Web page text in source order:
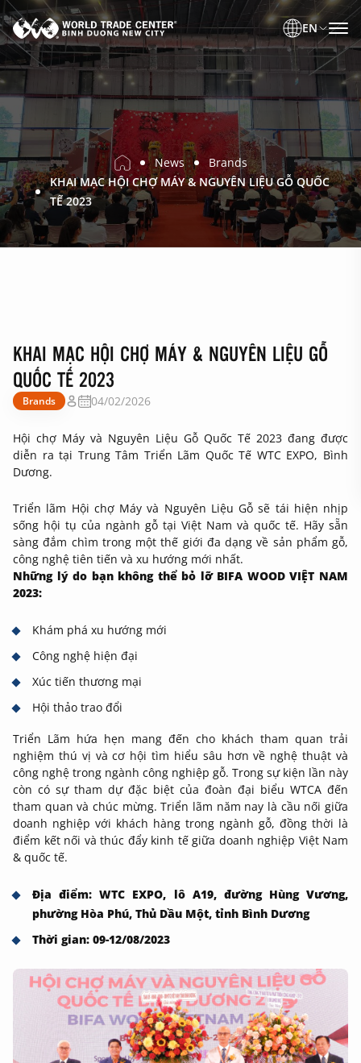
EN
News
Brands
KHAI MẠC HỘI CHỢ MÁY & NGUYÊN LIỆU GỖ QUỐC
TẾ 2023
KHAI MẠC HỘI CHỢ MÁY & NGUYÊN LIỆU GỖ
QUỐC TẾ 2023
Brands 04/02/2026
Hội chợ Máy và Nguyên Liệu Gỗ Quốc Tế 2023 đang được
diễn ra tại Trung Tâm Triển Lãm Quốc Tế WTC EXPO, Bình
Dương.
Triển lãm Hội chợ Máy và Nguyên Liệu Gỗ sẽ tái hiện nhịp
sống hội tụ của ngành gỗ tại Việt Nam và quốc tế. Hãy sẵn
sàng đắm chìm trong một thế giới đa dạng về sản phẩm gỗ,
công nghệ tiên tiến và xu hướng mới nhất.
Những lý do bạn không thể bỏ lỡ BIFA WOOD VIỆT NAM
2023:
Khám phá xu hướng mới
Công nghệ hiện đại
Xúc tiến thương mại
Hội thảo trao đổi
Triển Lãm hứa hẹn mang đến cho khách tham quan trải
nghiệm thú vị và cơ hội tìm hiểu sâu hơn về nghệ thuật và
công nghệ trong ngành công nghiệp gỗ. Trong sự kiện lần này
còn có sự tham dự đặc biệt của đoàn đại biểu WTCA đến
tham quan và chúc mừng. Triển lãm năm nay là cầu nối giữa
doanh nghiệp với khách hàng trong ngành gỗ, đồng thời là
điểm kết nối và thúc đẩy kinh tế giữa doanh nghiệp Việt Nam
& quốc tế.
Địa điểm: WTC EXPO, lô A19, đường Hùng Vương,
phường Hòa Phú, Thủ Dầu Một, tỉnh Bình Dương
Thời gian: 09-12/08/2023